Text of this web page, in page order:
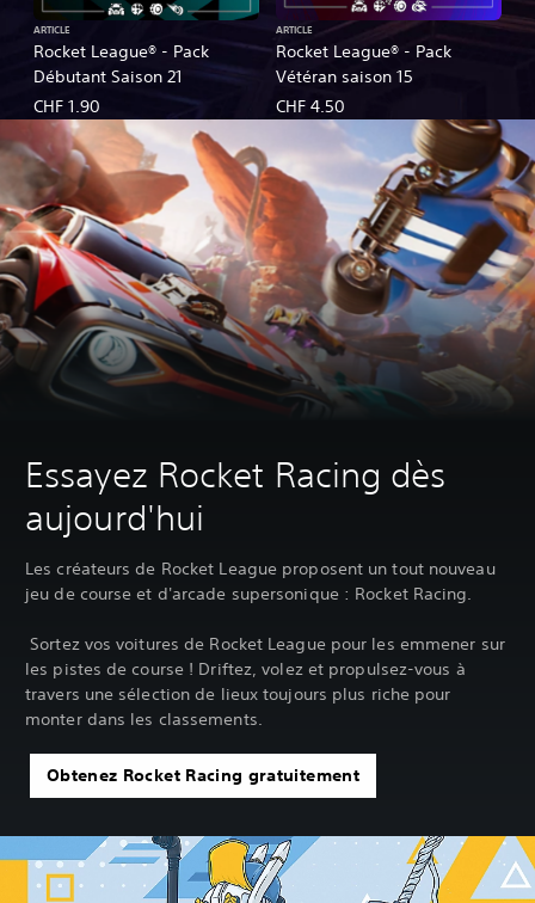
Rocket League® - Pack
Débutant Saison 21
ARTICLE
CHF 1.90
Rocket League® - Pack
Vétéran saison 15
ARTICLE
CHF 4.50
Essayez Rocket Racing dès
aujourd'hui
Les créateurs de Rocket League proposent un tout nouveau
jeu de course et d'arcade supersonique : Rocket Racing.
‎ Sortez vos voitures de Rocket League pour les emmener sur
les pistes de course ! Driftez, volez et propulsez-vous à
travers une sélection de lieux toujours plus riche pour
monter dans les classements.‎
Obtenez Rocket Racing gratuitement